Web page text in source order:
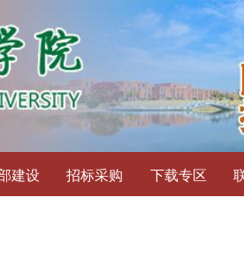
建设 招标采购 下载专区